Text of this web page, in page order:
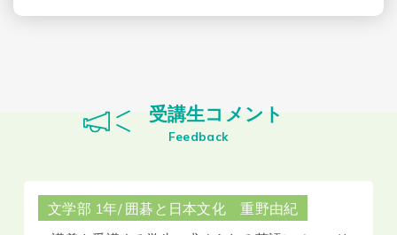
受講生コメント
Feedback
文学部 1年/ 囲碁と日本文化 重野由紀